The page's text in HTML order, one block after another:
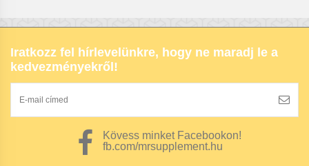
Iratkozz fel hírlevelünkre, hogy ne maradj le a
kedvezményekről!
Kövess minket Facebookon!
fb.com/mrsupplement.hu